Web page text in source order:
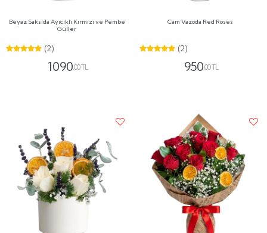
Beyaz Saksıda Ayıcıklı Kırmızı ve Pembe
Güller
(2)
1090,00 TL
Cam Vazoda Red Roses
(2)
950,00 TL